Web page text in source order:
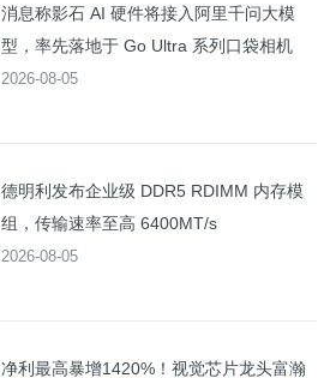
消息称影石 AI 硬件将接入阿里千问大模
型，率先落地于 Go Ultra 系列口袋相机
2026-08-05
德明利发布企业级 DDR5 RDIMM 内存模
组，传输速率至高 6400MT/s
2026-08-05
净利最高暴增1420%！视觉芯片龙头富瀚